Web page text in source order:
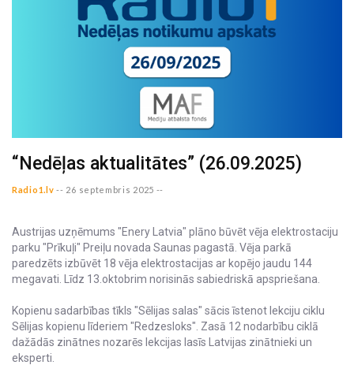
“Nedēļas aktualitātes” (26.09.2025)
Radio1.lv -- 26 septembris 2025 --
Austrijas uzņēmums "Enery Latvia" plāno būvēt vēja elektrostaciju
parku "Prīkuļi" Preiļu novada Saunas pagastā. Vēja parkā
paredzēts izbūvēt 18 vēja elektrostacijas ar kopējo jaudu 144
megavati. Līdz 13.oktobrim norisinās sabiedriskā apspriešana.
Kopienu sadarbības tīkls "Sēlijas salas" sācis īstenot lekciju ciklu
Sēlijas kopienu līderiem "Redzesloks". Zasā 12 nodarbību ciklā
dažādās zinātnes nozarēs lekcijas lasīs Latvijas zinātnieki un
eksperti.